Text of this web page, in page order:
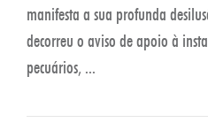
manifesta a sua profunda
decorreu o aviso de apoio à
pecuários, ...